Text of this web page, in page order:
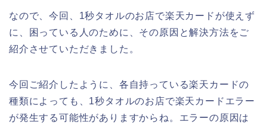
なので、今回、1秒タオルのお店で楽天カードが使えず
に、困っている人のために、その原因と解決方法をご
紹介させていただきました。
今回ご紹介したように、各自持っている楽天カードの
種類によっても、1秒タオルのお店で楽天カードエラー
が発生する可能性がありますからね。エラーの原因は